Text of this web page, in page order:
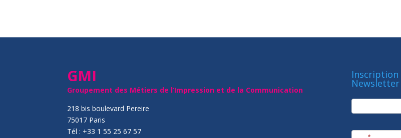
GMI
Groupement des Métiers de l’Impression et de la Communication
218 bis boulevard Pereire
75017 Paris
Tél : +33 1 55 25 67 57
Inscription
Newsletter
newsletter